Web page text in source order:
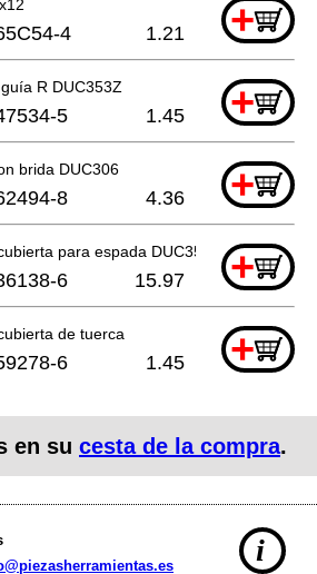
+
4 1.21
R DUC353Z +
5 1.45
brida DUC306 +
8 4.36
para espada DUC353Z +
6 15.97
de tuerca +
6 1.45
en su cesta de la compra.
i